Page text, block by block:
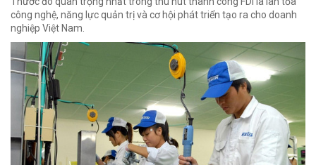
công nghệ, năng lực quản trị và cơ hội phát triển tạo ra cho doanh
nghiệp Việt Nam.